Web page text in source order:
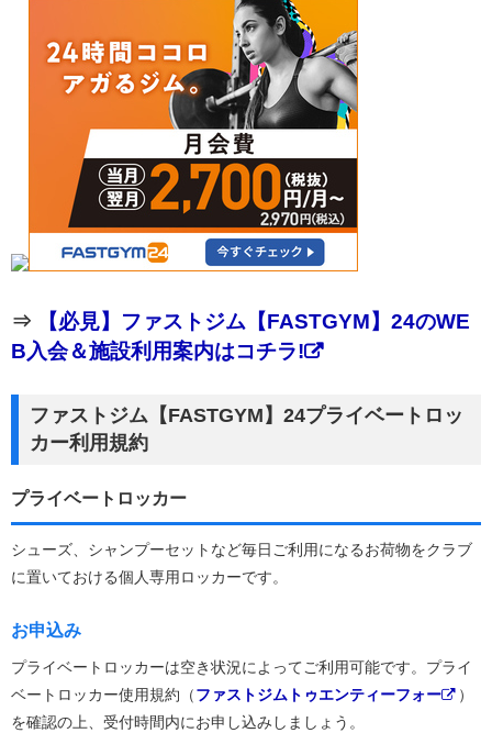
⇒
【必見】ファストジム【FASTGYM】24のWE
B入会＆施設利用案内はコチラ!
ファストジム【FASTGYM】24プライベートロッ
カー利用規約
プライベートロッカー
シューズ、シャンプーセットなど毎日ご利用になるお荷物をクラブ
に置いておける個人専用ロッカーです。
お申込み
プライベートロッカーは空き状況によってご利用可能です。プライ
ベートロッカー使用規約（ファストジムトゥエンティーフォー
）
を確認の上、受付時間内にお申し込みしましょう。